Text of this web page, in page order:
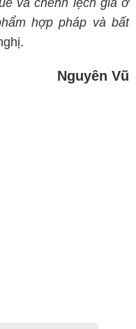
và chênh lệch giá ở
hợp pháp và bất
Nguyên Vũ